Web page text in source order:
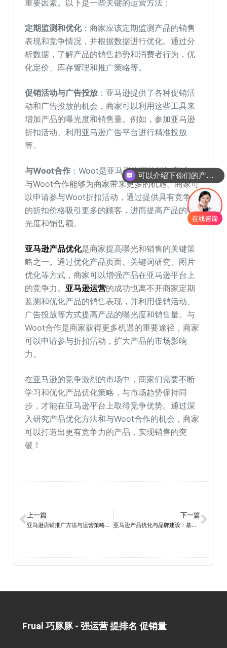
重要因素。以下是一些关键的运营方法：
定期监测和优化：商家应该定期监测产品的销售
表现和竞争情况，并根据数据进行优化。通过分
析数据，了解产品的销售趋势和消费者行为，优
化定价、库存管理和推广策略等。
促销活动与广告投放 ：亚马逊提供了各种促销活
动和广告投放的机会，商家可以利用这些工具来
增加产品的曝光度和销售量。例如，参加亚马逊
折扣活动、利用亚马逊广告平台进行精准投放
等。
与Woot合作 ：Woot是亚马逊旗下的折扣商城，
与Woot合作能够为商家带来更多的机遇。商家可
以申请参与Woot折扣活动，通过提供具有竞争力
的折扣价格吸引更多的顾客，进而提高产品的曝
光度和销售额。
亚马逊产品优化是商家提高曝光和销售的关键策
略之一。通过优化产品页面、关键词研究、图片
优化等方式，商家可以增强产品在亚马逊平台上
的竞争力。亚马逊运营的成功也离不开商家定期
监测和优化产品的销售表现，并利用促销活动、
广告投放等方式提高产品的曝光度和销售量。与
Woot合作是商家获得更多机遇的重要途径，商家
可以申请参与折扣活动，扩大产品的市场影响
力。
在亚马逊的竞争激烈的市场中，商家们需要不断
学习和优化产品优化策略，与市场趋势保持同
步，才能在亚马逊平台上取得竞争优势。通过深
入研究产品优化方法和与Woot合作的机会，商家
可以打造出更有竞争力的产品，实现销售的突
破！
上一篇
亚马逊店铺推广方法与运营策略揭秘 – 提升亚马逊业绩的关键秘籍
下一篇
亚马逊产品优化与品牌建设：基于品牌建设的亚马逊产品优化策略
Frual 巧豚豚 - 强运营 提排名 促销量​
可以介绍下你们的产品么